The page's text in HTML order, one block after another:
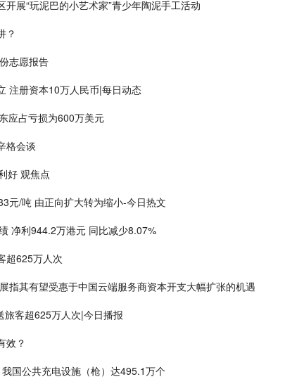
展“玩泥巴的小艺术家”青少年陶泥手工活动
？
志愿报告
注册资本10万人民币|每日动态
应占亏损为600万美元
格会谈
好 观焦点
元/吨 由正向扩大转为缩小-今日热文
净利944.2万港元 同比减少8.07%
超625万人次
指其有望受惠于中国云端服务商资本开支大幅扩张的机遇
客超625万人次|今日播报
效？
国公共充电设施（枪）达495.1万个